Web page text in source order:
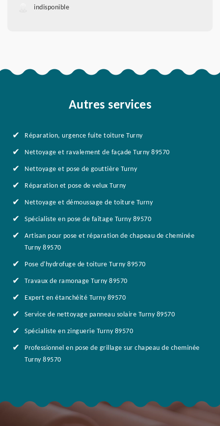
indisponible
Autres services
Réparation, urgence fuite toiture Turny
Nettoyage et ravalement de façade Turny 89570
Nettoyage et pose de gouttière Turny
Réparation et pose de velux Turny
Nettoyage et démoussage de toiture Turny
Spécialiste en pose de faîtage Turny 89570
Artisan pour pose et réparation de chapeau de cheminée
Turny 89570
Pose d'hydrofuge de toiture Turny 89570
Travaux de ramonage Turny 89570
Expert en étanchéité Turny 89570
Service de nettoyage panneau solaire Turny 89570
Spécialiste en zinguerie Turny 89570
Professionnel en pose de grillage sur chapeau de cheminée
Turny 89570